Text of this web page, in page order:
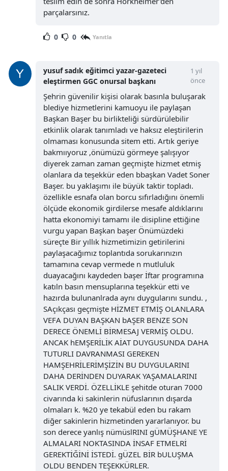
parçalarsınız.
0 0 Yanıtla
yusuf sadık eğitimci yazar-gazeteci
eleştirmen GGC onursal başkanı
1 yıl
önce
Şehrin güvenilir kişisi olarak basınla buluşarak
blediye hizmetlerini kamuoyu ile paylaşan
Başkan Başer bu birlikteliği sürdürülebilir
etkinlik olarak tanımladı ve haksız eleştirilerin
olmaması konusunda sitem etti. Artık geriye
bakmııyoruz ,önümüzü görmeye şalışıyor
diyerek zaman zaman geçmişte hizmet etmiş
olanlara da teşekkür eden bbaşkan Vadet Soner
Başer. bu yaklaşımı ile büyük taktir topladı.
özellikle esnafa olan borcu sıfırladığını önemli
ölçüde ekonomik girdilerse mesafe aldıklarını
hatta ekonomiyi tamamı ile disipline ettiğine
vurgu yapan Başkan başer Önümüzdeki
süreçte Bir yıllık hizmetimizin getirilerini
paylaşacağımız toplantıda sorukarınızın
tamamına cevap vermede n mutluluk
duayacağını kaydeden başer İftar programına
katıln basın mensuplarına teşekkür etti ve
hazırda bulunanlrada aynı duygularını sundu. ,
SAçıkçası geçmişte HİZMET ETMİŞ OLANLARA
VEFA DUYAN BAŞKAN bAŞER BENZE SON
DERECE ÖNEMLİ BİRMESAJ VERMİŞ OLDU.
ANCAK hEMŞERİLİK AİAT DUYGUSUNDA DAHA
TUTURLI DAVRANMASI GEREKEN
HAMŞEHRİLERİMŞİZİN BU DUYGULARINI
DAHA DERİNDEN DUYARAK YAŞAMALARINI
SALIK VERDİ. ÖZELLİKLE şehitde oturan 7000
civarında ki sakinlerin nüfuslarının dışarda
olmaları k. %20 ye tekabül eden bu rakam
diğer sakinlerin hizmetinden yararlanıyor. bu
son derece yanlış nümüslRINI gÜMÜŞHANE YE
ALMALARI NOKTASINDA İNSAF ETMELRİ
GEREKTİĞİNİ İSTEDİ. gÜZEL BİR bULUŞMA
OLDU BENDEN TEŞEKKÜRLER.